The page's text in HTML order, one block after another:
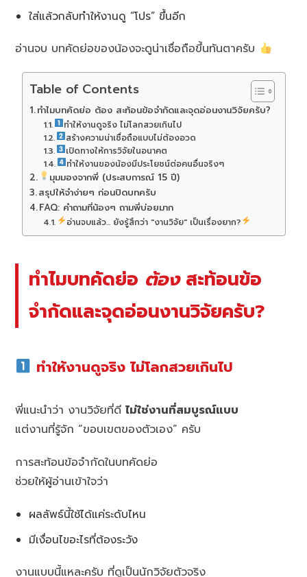
ใส่แล้วกลับทำให้งานดู “โปร” ขึ้นอีก
อ่านจบ บทคัดย่อของน้องจะดูน่าเชื่อถือขึ้นทันตาครับ
Table of Contents
ทำไมบทคัดย่อ ต้อง สะท้อนข้อจำกัดและจุดอ่อนงานวิจัยครับ?
ทำให้งานดูจริง ไม่โลกสวยเกินไป
สร้างความน่าเชื่อถือแบบไม่ต้องอวด
เปิดทางให้การวิจัยในอนาคต
ทำให้งานของน้องมีประโยชน์ต่อคนอื่นจริงๆ
มุมมองจากพี่ (ประสบการณ์ 15 ปี)
สรุปให้จำง่ายๆ ก่อนปิดบทครับ
FAQ: คำถามที่น้องๆ ถามพี่บ่อยมาก
อ่านจบแล้ว... ยังรู้สึกว่า "งานวิจัย" เป็นเรื่องยาก?
ทำไมบทคัดย่อ ต้องสะท้อนข้อ
จำกัดและจุดอ่อนงานวิจัยครับ?
ทำให้งานดูจริง ไม่โลกสวยเกินไป
พี่แนะนำว่า งานวิจัยที่ดีไม่ใช่งานที่สมบูรณ์แบบ
แต่งานที่รู้จัก “ขอบเขตของตัวเอง” ครับ
การสะท้อนข้อจำกัดในบทคัดย่อ
ช่วยให้ผู้อ่านเข้าใจว่า
ผลลัพธ์นี้ใช้ได้แค่ระดับไหน
มีเงื่อนไขอะไรที่ต้องระวัง
งานแบบนี้แหละครับ ที่ดูเป็นนักวิจัยตัวจริง